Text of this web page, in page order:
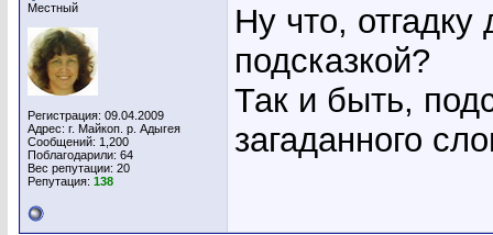
Местный
Регистрация: 09.04.2009
Адрес: г. Майкоп. р. Адыгея
Сообщений: 1,200
Поблагодарили: 64
Вес репутации: 20
Репутация: 138
Ну что, отгадку
подсказкой?
Так и быть,
загаданного